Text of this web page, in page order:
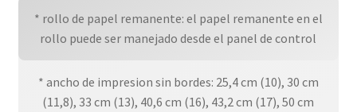
* rollo de papel remanente: el papel remanente en el
rollo puede ser manejado desde el panel de control
* ancho de impresion sin bordes: 25,4 cm (10), 30 cm
(11,8), 33 cm (13), 40,6 cm (16), 43,2 cm (17), 50 cm